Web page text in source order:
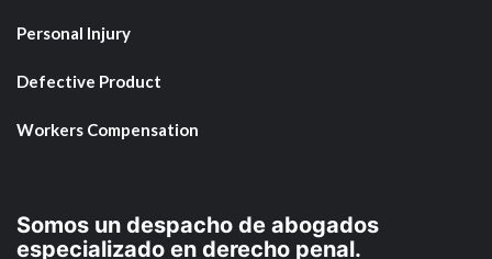
Personal Injury
Defective Product
Workers Compensation
Somos un despacho de abogados
especializado en derecho penal.